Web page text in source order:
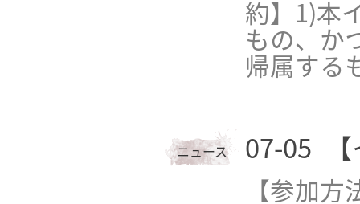
約】1)本
もの、か
帰属する
ニュース 07-05
【参加